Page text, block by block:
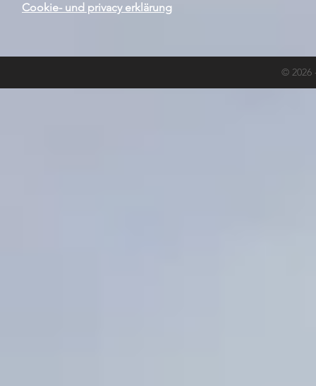
Cookie- und privacy erklärung
© 2026